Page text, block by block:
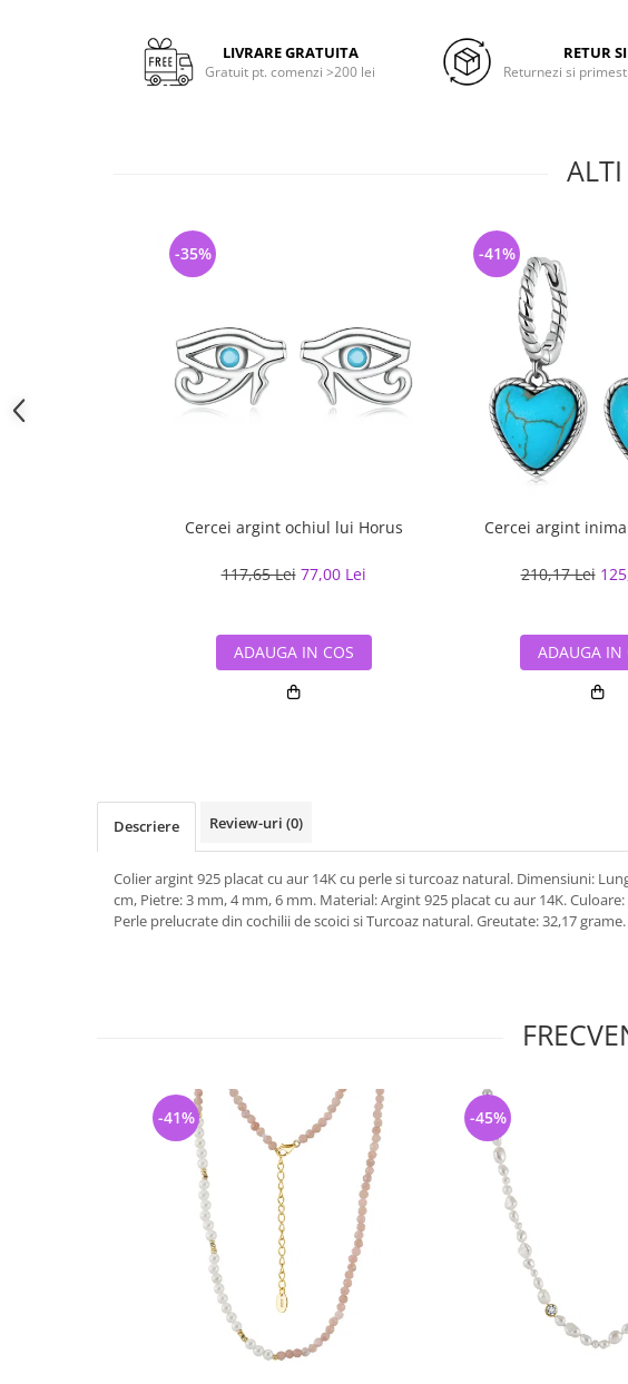
LIVRARE GRATUITA
Gratuit pt. comenzi >200 lei
RETUR
Returnezi si
Cercei argint ochiul lui Horus
117,65 Lei 77,00 Lei
-35%
ADAUGA IN COS
Cercei argint
210,17 Lei
-41%
ADAUGA IN
Descriere Review-uri (0)
Colier argint 925 placat cu aur 14K cu perle si turcoaz natural. Dimensiuni:
cm, Pietre: 3 mm, 4 mm, 6 mm. Material: Argint 925 placat cu aur 14K.
Perle prelucrate din cochilii de scoici si Turcoaz natural. Greutate: 32,17 grame.
-41% -45%